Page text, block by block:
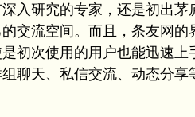
入研究的专家，还是初出
的交流空间。而且，条友网
初次使用的用户也能迅速上
聊天、私信交流、动态分享